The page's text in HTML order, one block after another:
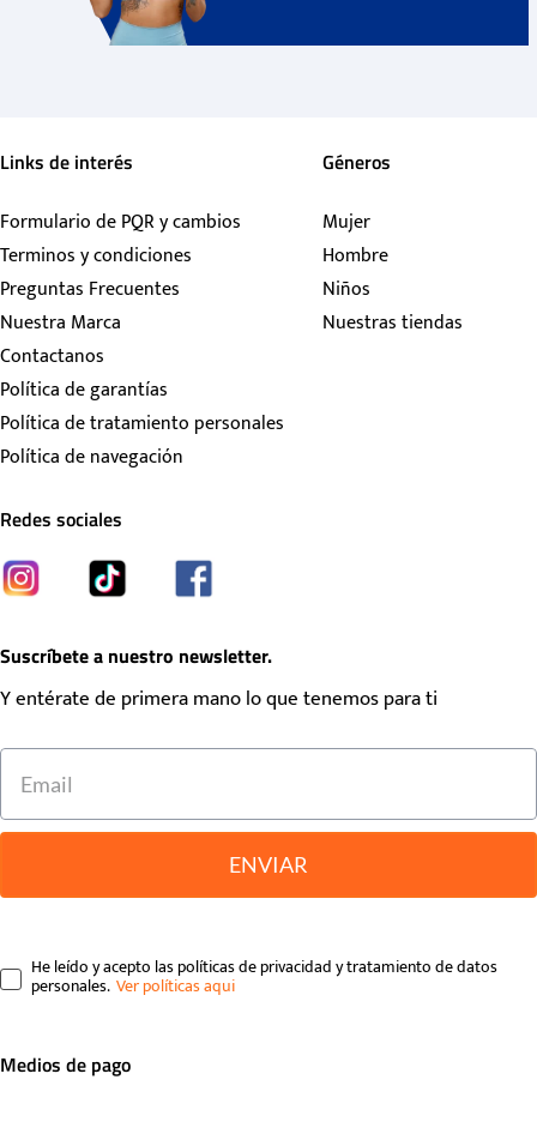
Links de interés
Formulario de PQR y cambios
Terminos y condiciones
Preguntas Frecuentes
Nuestra Marca
Contactanos
Política de garantías
Política de tratamiento personales
Política de navegación
Géneros
Mujer
Hombre
Niños
Nuestras tiendas
Redes sociales
Suscríbete a nuestro newsletter.
Y entérate de primera mano lo que tenemos para ti
ENVIAR
He leído y acepto las políticas de privacidad y tratamiento de datos
personales.
Medios de pago